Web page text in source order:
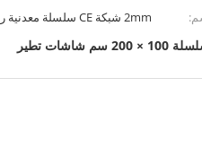
2mm شبكة CE سلسلة معدنية ربط الستائر للباب
تطير